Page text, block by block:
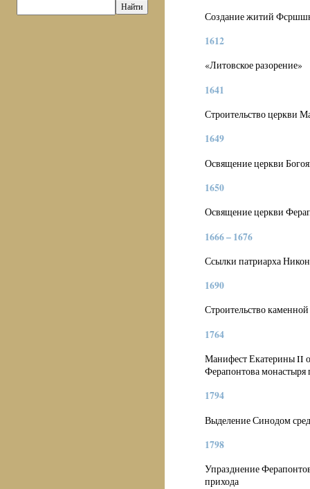
Создание житий
1612
«Литовское разорение»
1641
Строительство церкви
1649
Освящение церкви
1650
Освящение церкви
1666 – 1676
Ссылки патриарха
1690
Строительство
1764
Манифест Екатерины II о
Ферапонтова монастыря
1794
Выделение Синодом
1798
Упразднение
прихода